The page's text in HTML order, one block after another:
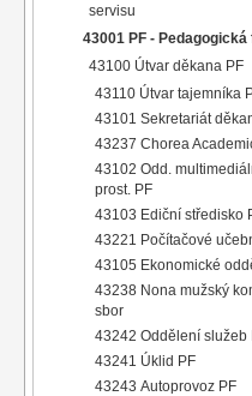
servisu
43001 PF - Pedagogická
43100 Útvar děkana PF
43110 Útvar tajemníka
43101 Sekretariát
43237 Chorea
43102 Odd.
prost. PF
43103 Ediční středisko
43221 Počítačové
43105 Ekonomické
43238 Nona mužský
sbor
43242 Oddělení služeb
43241 Úklid PF
43243 Autoprovoz PF